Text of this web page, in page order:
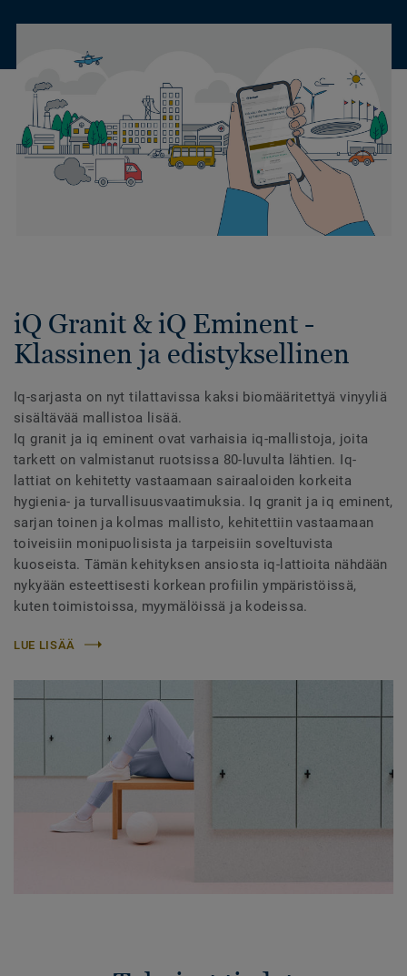
iQ Granit & iQ Eminent -
Klassinen ja edistyksellinen
Iq-sarjasta on nyt tilattavissa kaksi biomääritettyä vinyyliä
sisältävää mallistoa lisää.
Iq granit ja iq eminent ovat varhaisia iq-mallistoja, joita
tarkett on valmistanut ruotsissa 80-luvulta lähtien. Iq-
lattiat on kehitetty vastaamaan sairaaloiden korkeita
hygienia- ja turvallisuusvaatimuksia. Iq granit ja iq eminent,
sarjan toinen ja kolmas mallisto, kehitettiin vastaamaan
toiveisiin monipuolisista ja tarpeisiin soveltuvista
kuoseista. Tämän kehityksen ansiosta iq-lattioita nähdään
nykyään esteettisesti korkean profiilin ympäristöissä,
kuten toimistoissa, myymälöissä ja kodeissa.
LUE LISÄÄ